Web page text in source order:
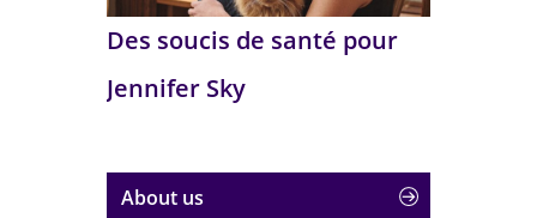
Des soucis de santé pour
Jennifer Sky
About us